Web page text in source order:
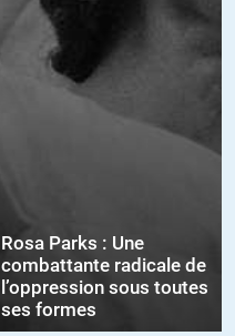
Rosa Parks : Une
combattante radicale de
l’oppression sous toutes
ses formes